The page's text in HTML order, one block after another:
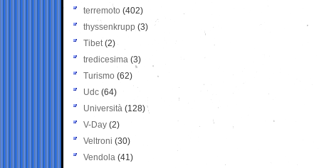
terremoto (402)
thyssenkrupp (3)
Tibet(2)
tredicesima (3)
Turismo (62)
Udc (64)
Università (128)
V-Day (2)
Veltroni (30)
Vendola (41)